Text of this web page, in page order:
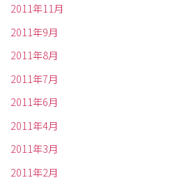
2011年11月
2011年9月
2011年8月
2011年7月
2011年6月
2011年4月
2011年3月
2011年2月